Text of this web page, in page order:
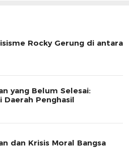
Rocky Gerung di antara
yang Belum Selesai:
Daerah Penghasil
dan Krisis Moral Bangsa